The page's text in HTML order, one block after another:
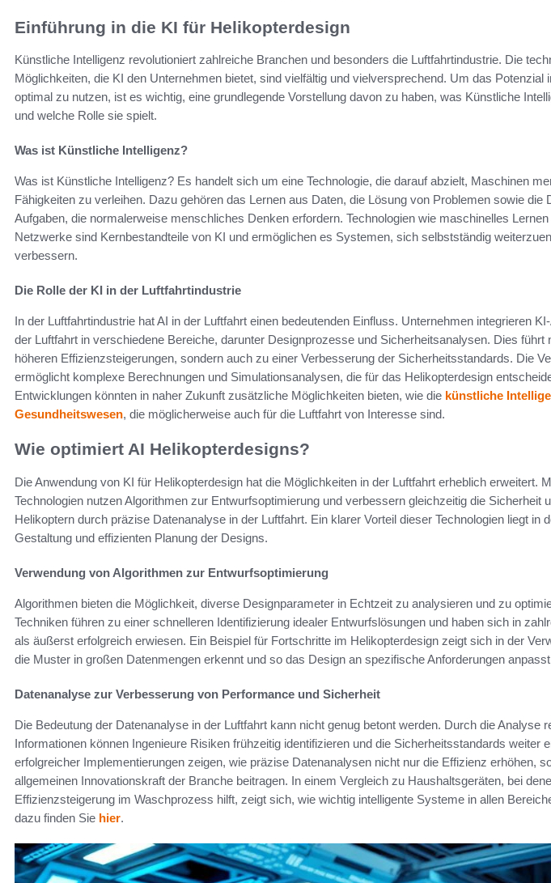
Einführung in die KI für Helikopterdesign
Künstliche Intelligenz revolutioniert zahlreiche Branchen und besonders die Luftfahrtindustrie. Die
Möglichkeiten, die KI den Unternehmen bietet, sind vielfältig und vielversprechend. Um das Potenzial
optimal zu nutzen, ist es wichtig, eine grundlegende Vorstellung davon zu haben, was Künstliche
und welche Rolle sie spielt.
Was ist Künstliche Intelligenz?
Was ist Künstliche Intelligenz? Es handelt sich um eine Technologie, die darauf abzielt, Maschinen
Fähigkeiten zu verleihen. Dazu gehören das Lernen aus Daten, die Lösung von Problemen sowie die
Aufgaben, die normalerweise menschliches Denken erfordern. Technologien wie maschinelles
Netzwerke sind Kernbestandteile von KI und ermöglichen es Systemen, sich selbstständig
verbessern.
Die Rolle der KI in der Luftfahrtindustrie
In der Luftfahrtindustrie hat AI in der Luftfahrt einen bedeutenden Einfluss. Unternehmen integrieren
der Luftfahrt in verschiedene Bereiche, darunter Designprozesse und Sicherheitsanalysen. Dies führt
höheren Effizienzsteigerungen, sondern auch zu einer Verbesserung der Sicherheitsstandards. Die
ermöglicht komplexe Berechnungen und Simulationsanalysen, die für das Helikopterdesign
Entwicklungen könnten in naher Zukunft zusätzliche Möglichkeiten bieten, wie die künstliche
Gesundheitswesen, die möglicherweise auch für die Luftfahrt von Interesse sind.
Wie optimiert AI Helikopterdesigns?
Die Anwendung von KI für Helikopterdesign hat die Möglichkeiten in der Luftfahrt erheblich erweitert.
Technologien nutzen Algorithmen zur Entwurfsoptimierung und verbessern gleichzeitig die Sicherheit
Helikoptern durch präzise Datenanalyse in der Luftfahrt. Ein klarer Vorteil dieser Technologien liegt in
Gestaltung und effizienten Planung der Designs.
Verwendung von Algorithmen zur Entwurfsoptimierung
Algorithmen bieten die Möglichkeit, diverse Designparameter in Echtzeit zu analysieren und zu
Techniken führen zu einer schnelleren Identifizierung idealer Entwurfslösungen und haben sich in
als äußerst erfolgreich erwiesen. Ein Beispiel für Fortschritte im Helikopterdesign zeigt sich in der
die Muster in großen Datenmengen erkennt und so das Design an spezifische Anforderungen
Datenanalyse zur Verbesserung von Performance und Sicherheit
Die Bedeutung der Datenanalyse in der Luftfahrt kann nicht genug betont werden. Durch die Analyse
Informationen können Ingenieure Risiken frühzeitig identifizieren und die Sicherheitsstandards weiter
erfolgreicher Implementierungen zeigen, wie präzise Datenanalysen nicht nur die Effizienz erhöhen,
allgemeinen Innovationskraft der Branche beitragen. In einem Vergleich zu Haushaltsgeräten, bei
Effizienzsteigerung im Waschprozess hilft, zeigt sich, wie wichtig intelligente Systeme in allen
dazu finden Sie hier.